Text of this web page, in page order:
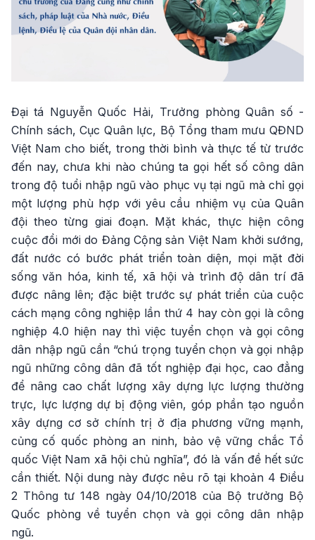
Đại tá Nguyễn Quốc Hải, Trưởng phòng Quân số -
Chính sách, Cục Quân lực, Bộ Tổng tham mưu QĐND
Việt Nam cho biết, trong thời bình và thực tế từ trước
đến nay, chưa khi nào chúng ta gọi hết số công dân
trong độ tuổi nhập ngũ vào phục vụ tại ngũ mà chỉ gọi
một lượng phù hợp với yêu cầu nhiệm vụ của Quân
đội theo từng giai đoạn. Mặt khác, thực hiện công
cuộc đổi mới do Đảng Cộng sản Việt Nam khởi sướng,
đất nước có bước phát triển toàn diện, mọi mặt đời
sống văn hóa, kinh tế, xã hội và trình độ dân trí đã
được nâng lên; đặc biệt trước sự phát triển của cuộc
cách mạng công nghiệp lần thứ 4 hay còn gọi là công
nghiệp 4.0 hiện nay thì việc tuyển chọn và gọi công
dân nhập ngũ cần “chú trọng tuyển chọn và gọi nhập
ngũ những công dân đã tốt nghiệp đại học, cao đẳng
để nâng cao chất lượng xây dựng lực lượng thường
trực, lực lượng dự bị động viên, góp phần tạo nguồn
xây dựng cơ sở chính trị ở địa phương vững mạnh,
củng cố quốc phòng an ninh, bảo vệ vững chắc Tổ
quốc Việt Nam xã hội chủ nghĩa”, đó là vấn đề hết sức
cần thiết. Nội dung này được nêu rõ tại khoản 4 Điều
2 Thông tư 148 ngày 04/10/2018 của Bộ trưởng Bộ
Quốc phòng về tuyển chọn và gọi công dân nhập
ngũ.